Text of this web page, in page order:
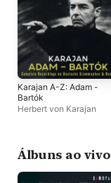
Karajan A-Z: Adam -
Bartók
Herbert von Karajan
Álbuns ao vivo